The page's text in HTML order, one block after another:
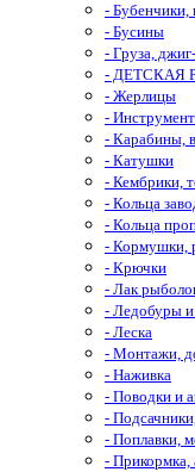
- Бубенчики,
- Бусины
- Груза,
- ДЕТСКАЯ
- Жерлицы
-
- Карабины,
- Катушки
- Кембрики,
- Кольца
- Кольца
- Кормушки,
- Крючки
- Лак
- Ледобуры
- Леска
- Монтажи,
- Наживка
- Поводки и
-
- Поплавки,
- Прикормка,